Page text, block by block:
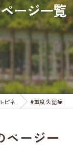
ージ一覧
ピネ #重度失語症
ページ一